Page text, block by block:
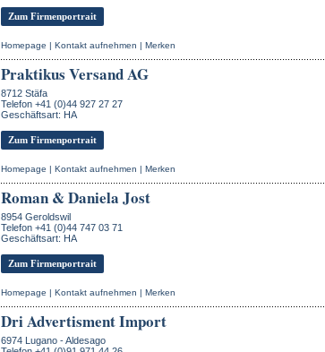
Zum Firmenportrait
Homepage | Kontakt aufnehmen | Merken
Praktikus Versand AG
8712 Stäfa
Telefon +41 (0)44 927 27 27
Geschäftsart: HA
Zum Firmenportrait
Homepage | Kontakt aufnehmen | Merken
Roman & Daniela Jost
8954 Geroldswil
Telefon +41 (0)44 747 03 71
Geschäftsart: HA
Zum Firmenportrait
Homepage | Kontakt aufnehmen | Merken
Dri Advertisment Import
6974 Lugano - Aldesago